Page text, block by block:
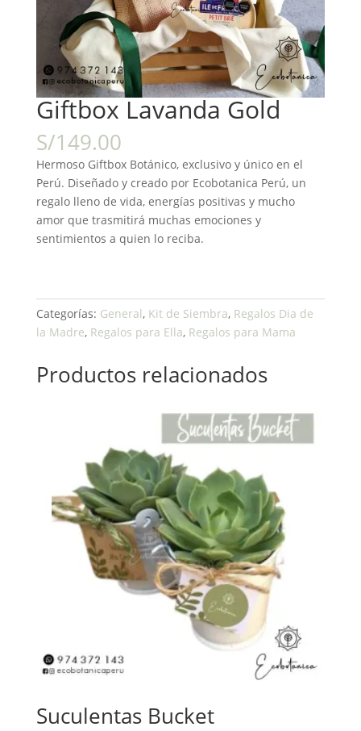
Giftbox Lavanda Gold
S/149.00
Hermoso Giftbox Botánico, exclusivo y único en el
Perú. Diseñado y creado por Ecobotanica Perú, un
regalo lleno de vida, energías positivas y mucho
amor que trasmitirá muchas emociones y
sentimientos a quien lo reciba.
Categorías: General, Kit de Siembra, Regalos Dia de
la Madre, Regalos para Ella, Regalos para Mama
Productos relacionados
Suculentas Bucket